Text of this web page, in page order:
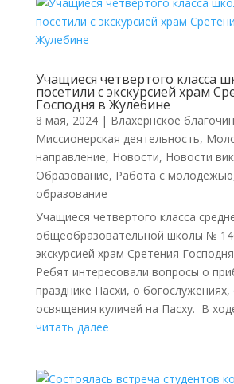
Учащиеся четвертого класса
посетили с экскурсией храм
Господня в Жулебине
8 мая, 2024| Влахернское
Миссионерская деятельность,
направление, Новости, Новости
Образование, Работа с молодежью
образование
Учащиеся четвертого класса
общеобразовательной школы №
экскурсией храм Сретения
Ребят интересовали вопросы о
празднике Пасхи, о богослужениях,
освящения куличей на Пасху. В
читать далее